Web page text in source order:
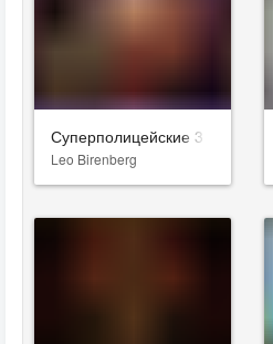
Суперполицейские 3
Leo Birenberg